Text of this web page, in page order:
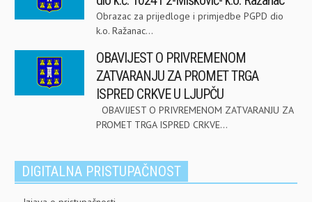
Obrazac za prijedloge i primjedbe PGPD dio
k.o. Ražanac...
OBAVIJEST O PRIVREMENOM
ZATVARANJU ZA PROMET TRGA
ISPRED CRKVE U LJUPČU
OBAVIJEST O PRIVREMENOM ZATVARANJU ZA
PROMET TRGA ISPRED CRKVE...
DIGITALNA PRISTUPAČNOST